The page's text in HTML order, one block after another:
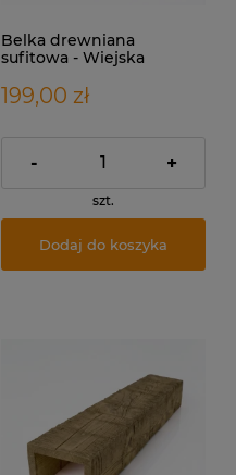
Belka drewniana
sufitowa - Wiejska
199,00 zł
- +
szt.
Dodaj do koszyka